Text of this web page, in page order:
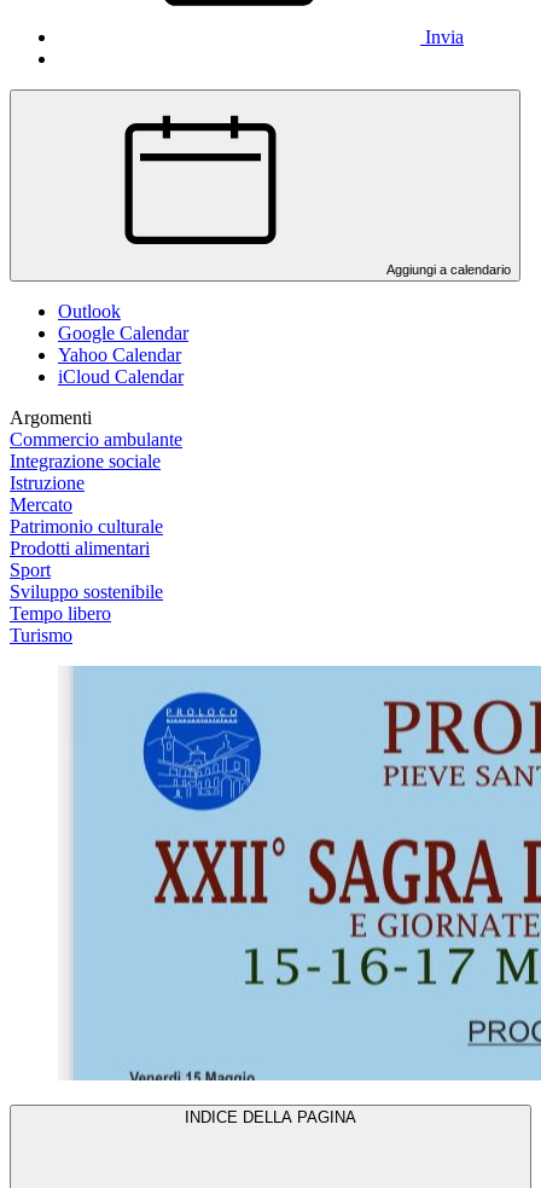
Invia
Aggiungi a calendario
Outlook
Google Calendar
Yahoo Calendar
iCloud Calendar
Argomenti
Commercio ambulante
Integrazione sociale
Istruzione
Mercato
Patrimonio culturale
Prodotti alimentari
Sport
Sviluppo sostenibile
Tempo libero
Turismo
INDICE DELLA PAGINA